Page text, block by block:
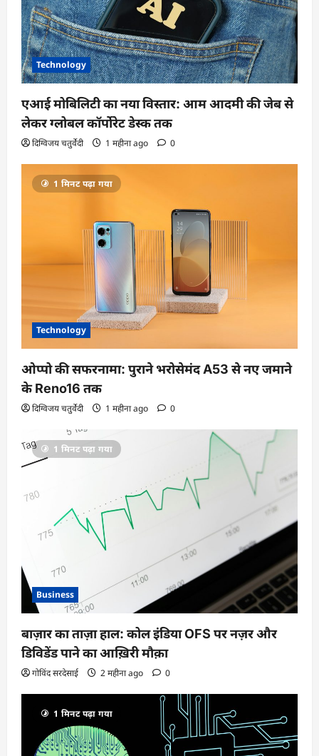
Technology
एआई मोबिलिटी का नया विस्तार: आम आदमी की जेब से
लेकर ग्लोबल कॉर्पोरेट डेस्क तक
दिग्विजय चतुर्वेदी 1 महीना ago 0
1 मिनट पढ़ा गया
Technology
ओप्पो की सफरनामा: पुराने भरोसेमंद A53 से नए जमाने
के Reno16 तक
दिग्विजय चतुर्वेदी 1 महीना ago 0
1 मिनट पढ़ा गया
Business
बाज़ार का ताज़ा हाल: कोल इंडिया OFS पर नज़र और
डिविडेंड पाने का आख़िरी मौक़ा
गोविंद सरदेसाई 2 महीना ago 0
1 मिनट पढ़ा गया